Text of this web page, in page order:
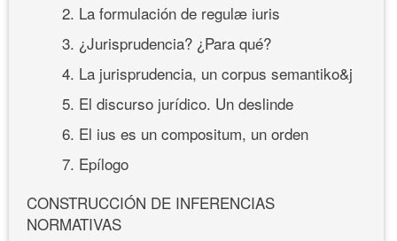
2. La formulación de regulæ iuris
3. ¿Jurisprudencia? ¿Para qué?
4. La jurisprudencia, un corpus semantiko&j
5. El discurso jurídico. Un deslinde
6. El ius es un compositum, un orden
7. Epílogo
CONSTRUCCIÓN DE INFERENCIAS
NORMATIVAS